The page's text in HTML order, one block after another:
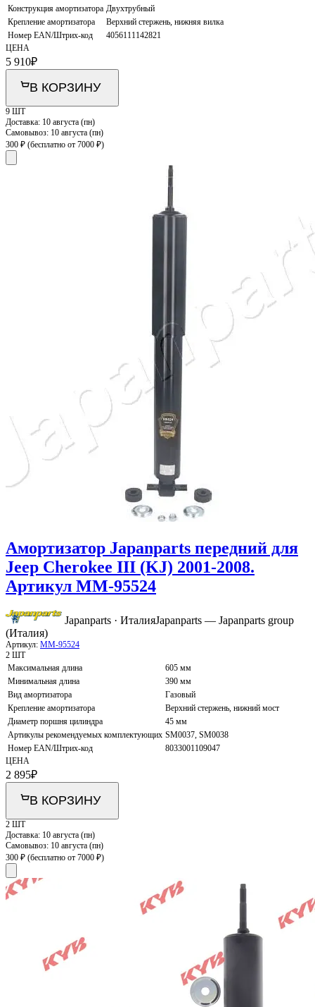
Конструкция амортизатора Двухтрубный
Крепление амортизатора
Верхний стержень, нижняя вилка
Номер EAN/Штрих-код
4056111142821
ЦЕНА
5 910₽
В КОРЗИНУ
9 ШТ
Доставка: 10 августа (пн)
Самовывоз: 10 августа (пн)
300 ₽ (бесплатно от 7000 ₽)
Амортизатор Japanparts передний для
Jeep Cherokee III (KJ) 2001-2008.
Артикул MM-95524
Japanparts · ИталияJapanparts — Japanparts group
(Италия)
Артикул: MM-95524
2 ШТ
Максимальная длина
605 мм
Минимальная длина
390 мм
Вид амортизатора
Газовый
Крепление амортизатора
Верхний стержень, нижний мост
Диаметр поршня цилиндра
45 мм
Артикулы рекомендуемых комплектующих SM0037, SM0038
Номер EAN/Штрих-код
8033001109047
ЦЕНА
2 895₽
В КОРЗИНУ
2 ШТ
Доставка: 10 августа (пн)
Самовывоз: 10 августа (пн)
300 ₽ (бесплатно от 7000 ₽)